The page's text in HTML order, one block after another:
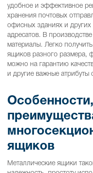
удобное и эффективное
хранения почтовых
офисных зданиях и
адресатов. В
материалы. Легко
ящиков разного размера,
можно на гарантию
и другие важные атрибуты
ящиков
Металлические ящики